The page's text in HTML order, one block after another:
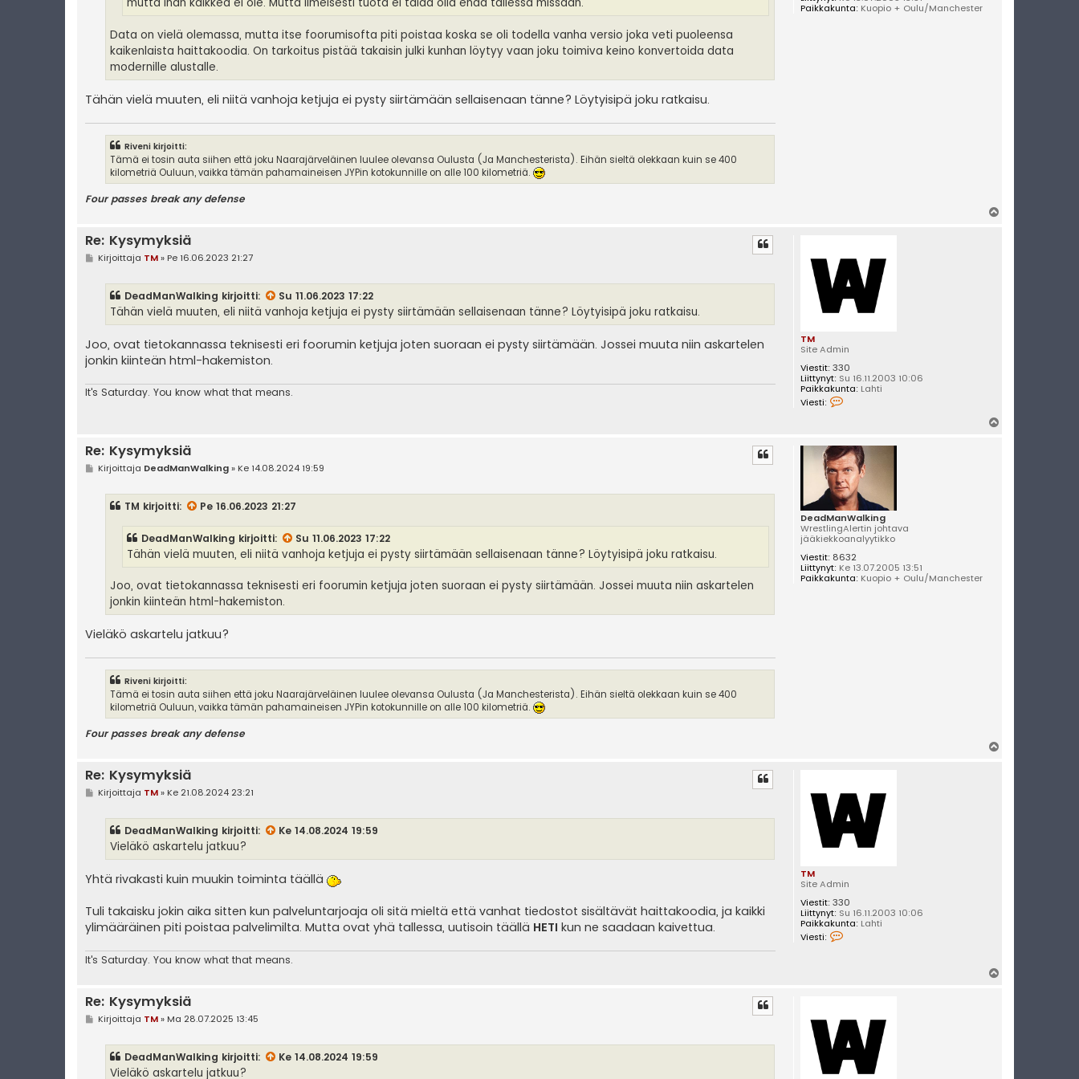
Paikkakunta: Kuopio + Oulu/Manchester
mutta ihan kaikkea ei ole. Mutta ilmeisesti tuota ei taida olla enää tallessa missään.
Data on vielä olemassa, mutta itse foorumisofta piti poistaa koska se oli todella vanha versio joka veti puoleensa
kaikenlaista haittakoodia. On tarkoitus pistää takaisin julki kunhan löytyy vaan joku toimiva keino konvertoida data
modernille alustalle.
Tähän vielä muuten, eli niitä vanhoja ketjuja ei pysty siirtämään sellaisenaan tänne? Löytyisipä joku ratkaisu.
Riveni kirjoitti:
Tämä ei tosin auta siihen että joku Naarajärveläinen luulee olevansa Oulusta (Ja Manchesterista). Eihän sieltä olekkaan kuin se 400
kilometriä Ouluun, vaikka tämän pahamaineisen JYPin kotokunnille on alle 100 kilometriä.
Four passes break any defense
TM
Site Admin
Viestit: 330
Liittynyt: Su 16.11.2003 10:06
Paikkakunta: Lahti
Viesti:
i
T
M
Re: Kysymyksiä
VKirjoittaja TM» Pe 16.06.2023 21:27
DeadManWalking kirjoitti: Su 11.06.2023 17:22
Tähän vielä muuten, eli niitä vanhoja ketjuja ei pysty siirtämään sellaisenaan tänne? Löytyisipä joku ratkaisu.
Joo, ovat tietokannassa teknisesti eri foorumin ketjuja joten suoraan ei pysty siirtämään. Jossei muuta niin askartelen
jonkin kiinteän html-hakemiston.
It's Saturday. You know what that means.
DeadManWalking
WrestlingAlertin johtava
jääkiekkoanalyytikko
Viestit: 8632
Liittynyt: Ke 13.07.2005 13:51
Paikkakunta: Kuopio + Oulu/Manchester
Re: Kysymyksiä
VKirjoittaja DeadManWalking» Ke 14.08.2024 19:59
TM kirjoitti: Pe 16.06.2023 21:27
DeadManWalking kirjoitti: Su 11.06.2023 17:22
Tähän vielä muuten, eli niitä vanhoja ketjuja ei pysty siirtämään sellaisenaan tänne? Löytyisipä joku ratkaisu.
Joo, ovat tietokannassa teknisesti eri foorumin ketjuja joten suoraan ei pysty siirtämään. Jossei muuta niin askartelen
jonkin kiinteän html-hakemiston.
Vieläkö askartelu jatkuu?
Riveni kirjoitti:
Tämä ei tosin auta siihen että joku Naarajärveläinen luulee olevansa Oulusta (Ja Manchesterista). Eihän sieltä olekkaan kuin se 400
kilometriä Ouluun, vaikka tämän pahamaineisen JYPin kotokunnille on alle 100 kilometriä.
Four passes break any defense
TM
Site Admin
Viestit: 330
Liittynyt: Su 16.11.2003 10:06
Paikkakunta: Lahti
Viesti:
Re: Kysymyksiä
VKirjoittaja TM» Ke 21.08.2024 23:21
DeadManWalking kirjoitti: Ke 14.08.2024 19:59
Vieläkö askartelu jatkuu?
Yhtä rivakasti kuin muukin toiminta täällä
Tuli takaisku jokin aika sitten kun palveluntarjoaja oli sitä mieltä että vanhat tiedostot sisältävät haittakoodia, ja kaikki
ylimääräinen piti poistaa palvelimilta. Mutta ovat yhä tallessa, uutisoin täällä HETI kun ne saadaan kaivettua.
It's Saturday. You know what that means.
Re: Kysymyksiä
VKirjoittaja TM» Ma 28.07.2025 13:45
DeadManWalking kirjoitti: Ke 14.08.2024 19:59
Vieläkö askartelu jatkuu?